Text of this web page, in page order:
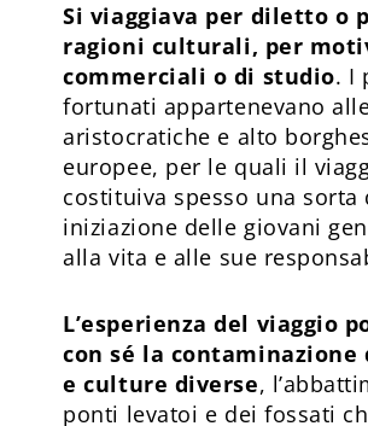
Si viaggiava per diletto o
ragioni culturali, per
commerciali o di studio. I
fortunati appartenevano
aristocratiche e alto
europee, per le quali il
costituiva spesso una sorta
iniziazione delle giovani
alla vita e alle sue
L’esperienza del viaggio
con sé la contaminazione
e culture diverse,
ponti levatoi e dei fossati